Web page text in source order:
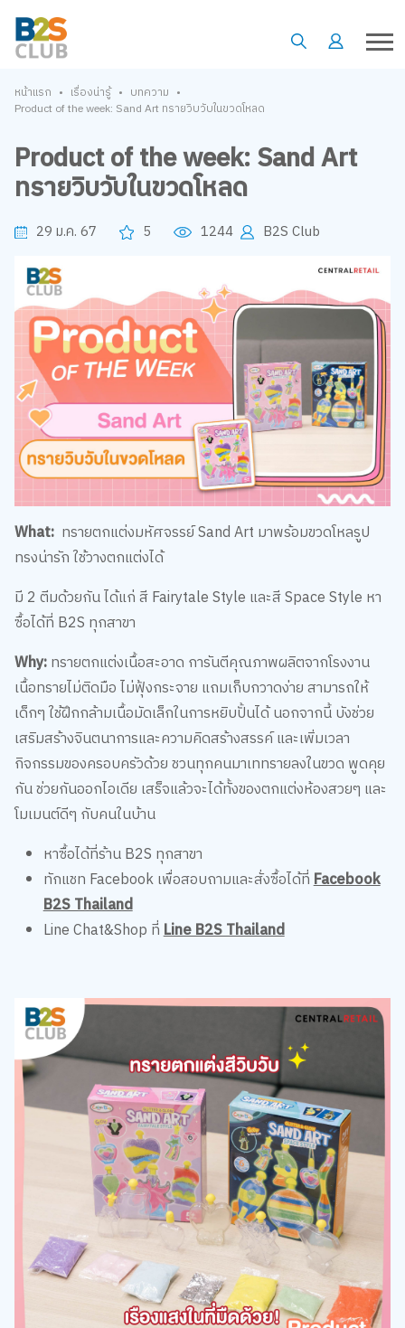
หน้าแรก • เรื่องน่ารู้ • บทความ •
Product of the week: Sand Art ทรายวิบวับในขวดโหลด
Product of the week: Sand Art
ทรายวิบวับในขวดโหลด
29 ม.ค. 67 5 1244 B2S Club
What:ทรายตกแต่งมหัศจรรย์ Sand Art มาพร้อมขวดโหลรูป
ทรงน่ารัก ใช้วางตกแต่งได้
มี 2 ตีมด้วยกัน ได้แก่ สี Fairytale Style และสี Space Style หา
ซื้อได้ที่ B2S ทุกสาขา
Why:ทรายตกแต่งเนื้อสะอาด การันตีคุณภาพผลิตจากโรงงาน
เนื้อทรายไม่ติดมือ ไม่ฟุ้งกระจาย แถมเก็บกวาดง่าย สามารถให้
เด็กๆ ใช้ฝึกกล้ามเนื้อมัดเล็กในการหยิบปั้นได้ นอกจากนี้ บังช่วย
เสริมสร้างจินตนาการและความคิดสร้างสรรค์ และเพิ่มเวลา
กิจกรรมของครอบครัวด้วย ชวนทุกคนมาเททรายลงในขวด พูดคุย
กัน ช่วยกันออกไอเดีย เสร็จแล้วจะได้ทั้งของตกแต่งห้องสวยๆ และ
โมเมนต์ดีๆ กับคนในบ้าน
หาซื้อได้ที่ร้าน B2S ทุกสาขา
ทักแชท Facebook เพื่อสอบถามและสั่งซื้อได้ที่ Facebook
B2S Thailand
Line Chat&Shop ที่ Line B2S Thailand